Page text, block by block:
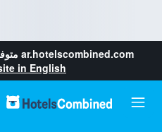
ar.hotelscombined.com
in English